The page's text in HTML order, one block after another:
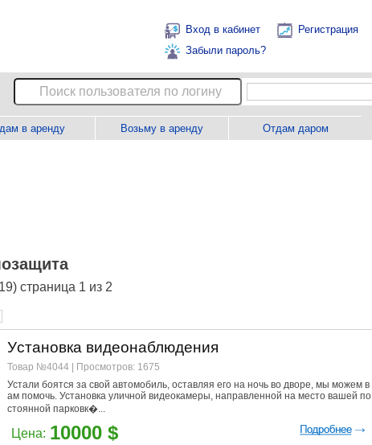
Вход в кабинет
Регистрация
Забыли пароль?
в аренду Возьму в аренду Отдам даром
страница 1 из 2
Уcтановка видеонаблюдения
Товар №4044 | Просмотров: 1675
Устали боятся за свой автомобиль, оставляя его на ночь во дворе, мы можем в
ам помочь. Установка уличной видеокамеры, направленной на место вашей по
стоянной парковк�...
Цена: 10000 $